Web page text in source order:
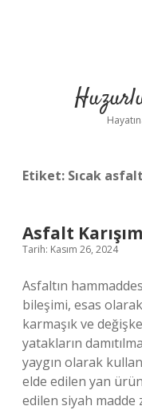
Etiket: Sıcak
Asfalt
Tarih: Kasım 26, 2024
Asfaltın
bileşimi, esas
karmaşık ve
yatakların
yaygın olarak
elde edilen yan
edilen siyah